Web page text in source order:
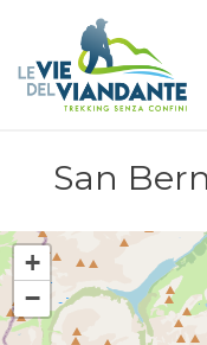
San
+
−